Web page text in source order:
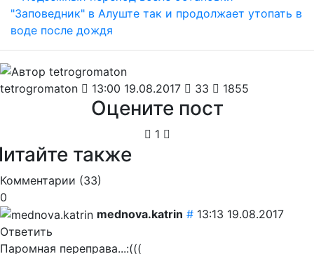
tetrogromaton 13:00 19.08.2017 33 1855
Оцените пост
1
также
Комментарии (33)
0
mednova.katrin # 13:13 19.08.2017
Ответить
Паромная переправа...:(((